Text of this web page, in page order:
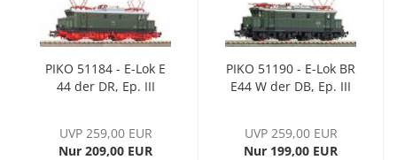
PIKO 51184 - E-Lok E
44 der DR, Ep. III
UVP 259,00 EUR
Nur 209,00 EUR
PIKO 51190 - E-Lok BR
E44 W der DB, Ep. III
UVP 259,00 EUR
Nur 199,00 EUR